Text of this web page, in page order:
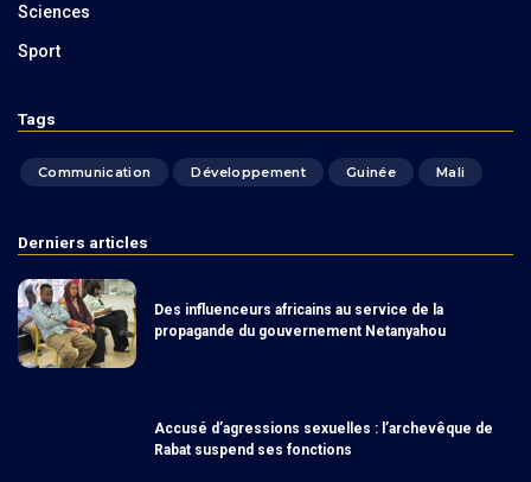
Sciences
Sport
Tags
Communication Développement Guinée Mali
Derniers articles
Des influenceurs africains au service de la
propagande du gouvernement Netanyahou
Accusé d’agressions sexuelles : l’archevêque de
Rabat suspend ses fonctions